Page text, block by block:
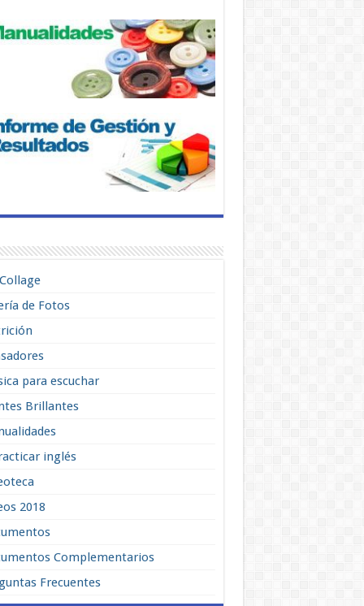
de Fotos
para escuchar
Brillantes
inglés
2018
Complementarios
Frecuentes